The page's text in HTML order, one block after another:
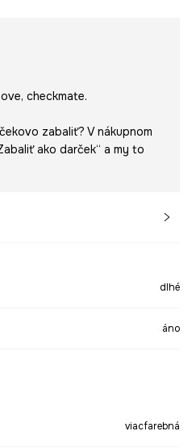
checkmate.
zabaliť? V nákupnom
ako darček“ a my to
dlhé
áno
viacfarebná